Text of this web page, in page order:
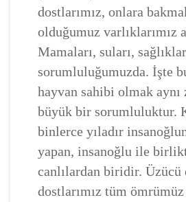
dostlarımız, onlara
olduğumuz varlıklarımız
Mamaları, suları,
sorumluluğumuzda. İşte
hayvan sahibi olmak aynı
büyük bir sorumluluktur.
binlerce yıladır
yapan, insanoğlu ile
canlılardan biridir. Üzücü
dostlarımız tüm